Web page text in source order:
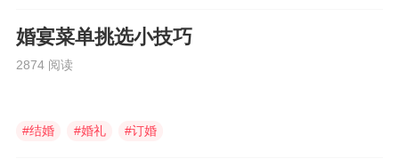
婚宴菜单挑选小技巧
2874 阅读
#结婚 #婚礼 #订婚